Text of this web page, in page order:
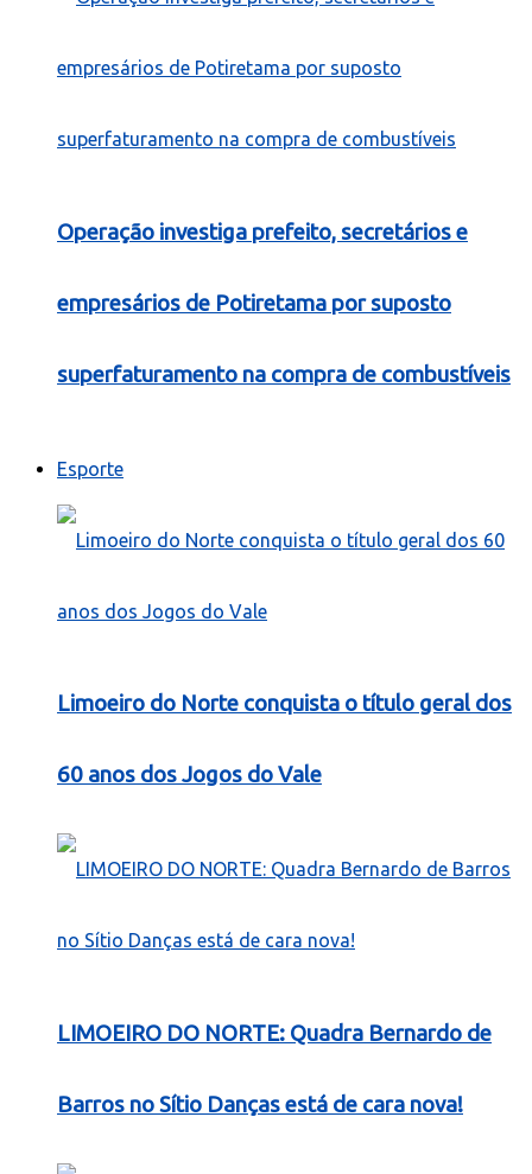
Operação investiga prefeito, secretários e
empresários de Potiretama por suposto
superfaturamento na compra de combustíveis
Esporte
Limoeiro do Norte conquista o título geral dos
60 anos dos Jogos do Vale
LIMOEIRO DO NORTE: Quadra Bernardo de
Barros no Sítio Danças está de cara nova!